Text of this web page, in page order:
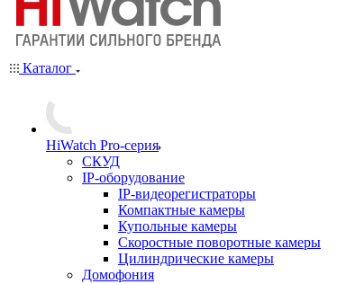
Каталог
HiWatch Pro-серия
CКУД
IP-оборудование
IP-видеорегистраторы
Компактные камеры
Купольные камеры
Скоростные поворотные камеры
Цилиндрические камеры
Домофония